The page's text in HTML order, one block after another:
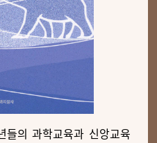
들의 과학교육과 신앙교육